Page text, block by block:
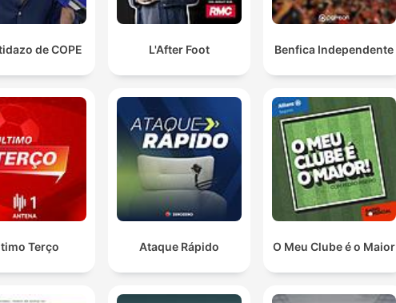
de COPE L'After Foot Benfica Independente
Terço Ataque Rápido O Meu Clube é o Maior